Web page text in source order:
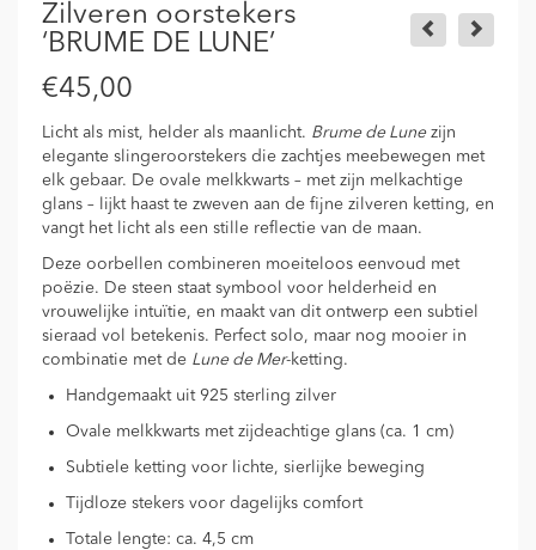
Zilveren oorstekers
‘BRUME DE LUNE’
€45,00
Licht als mist, helder als maanlicht. Brume de Lunezijn
elegante slingeroorstekers die zachtjes meebewegen met
elk gebaar. De ovale melkkwarts – met zijn melkachtige
glans – lijkt haast te zweven aan de fijne zilveren ketting, en
vangt het licht als een stille reflectie van de maan.
Deze oorbellen combineren moeiteloos eenvoud met
poëzie. De steen staat symbool voor helderheid en
vrouwelijke intuïtie, en maakt van dit ontwerp een subtiel
sieraad vol betekenis. Perfect solo, maar nog mooier in
combinatie met de Lune de Mer-ketting.
Handgemaakt uit 925 sterling zilver
Ovale melkkwarts met zijdeachtige glans (ca. 1 cm)
Subtiele ketting voor lichte, sierlijke beweging
Tijdloze stekers voor dagelijks comfort
Totale lengte: ca. 4,5 cm